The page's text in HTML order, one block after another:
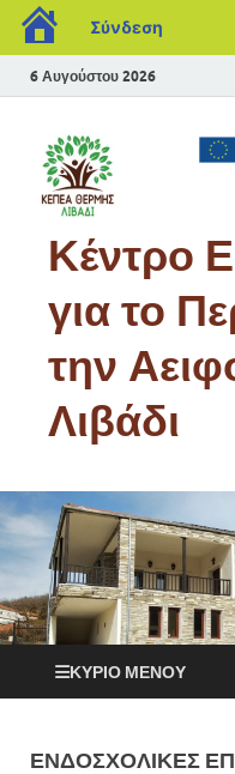
Σύνδεση
6 Αυγούστου 2026
Κέντρο
για το
την
Λιβάδι
ΚΎΡΙΟ ΜΕΝΟΎ
ΕΝΔΟΣΧΟΛΙΚΕΣ